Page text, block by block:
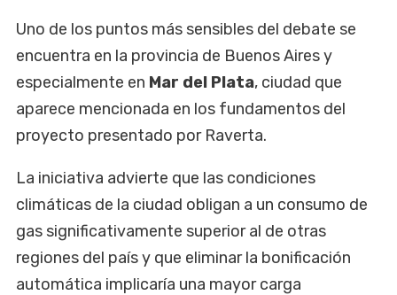
Uno de los puntos más sensibles del debate se
encuentra en la provincia de Buenos Aires y
especialmente en Mar del Plata, ciudad que
aparece mencionada en los fundamentos del
proyecto presentado por Raverta.
La iniciativa advierte que las condiciones
climáticas de la ciudad obligan a un consumo de
gas significativamente superior al de otras
regiones del país y que eliminar la bonificación
automática implicaría una mayor carga